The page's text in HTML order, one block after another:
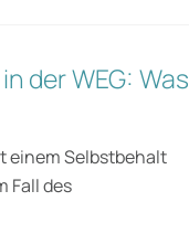
der WEG: Was
einem Selbstbehalt
Fall des